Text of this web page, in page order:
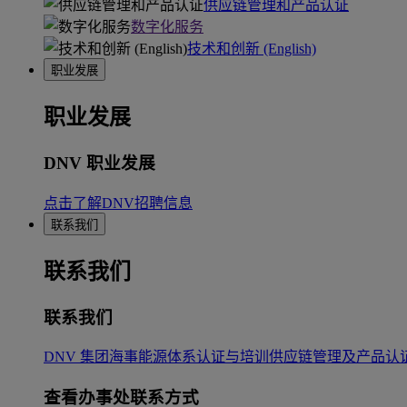
供应链管理和产品认证
数字化服务
技术和创新 (English)
职业发展
职业发展
DNV 职业发展
点击了解DNV招聘信息
联系我们
联系我们
联系我们
DNV 集团 海事能源体系认证与培训 供应链管理及产品认
查看办事处联系方式